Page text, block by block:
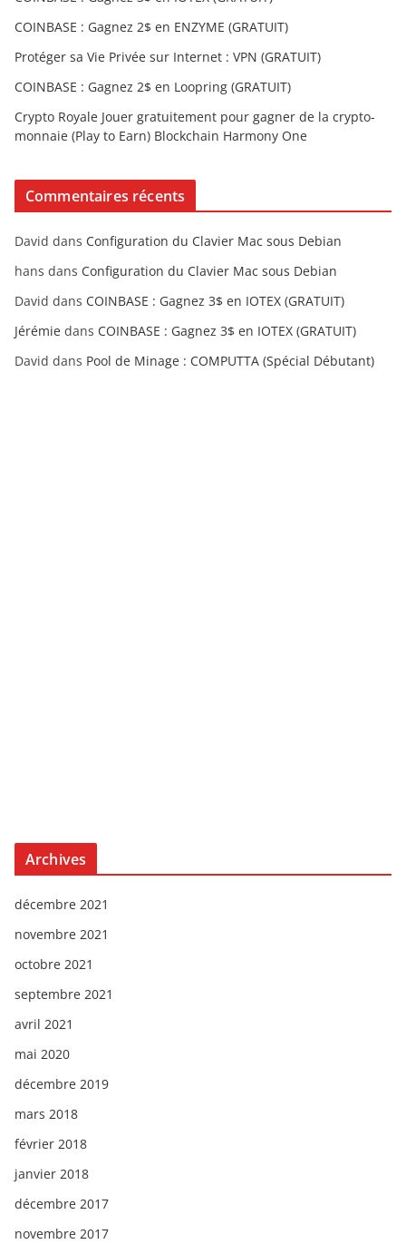
COINBASE : Gagnez 2$ en ENZYME (GRATUIT)
Protéger sa Vie Privée sur Internet : VPN (GRATUIT)
COINBASE : Gagnez 2$ en Loopring (GRATUIT)
Crypto Royale Jouer gratuitement pour gagner de la crypto-
monnaie (Play to Earn) Blockchain Harmony One
Commentaires récents
David dans Configuration du Clavier Mac sous Debian
hans dans Configuration du Clavier Mac sous Debian
David dans COINBASE : Gagnez 3$ en IOTEX (GRATUIT)
Jérémie dans COINBASE : Gagnez 3$ en IOTEX (GRATUIT)
David dans Pool de Minage : COMPUTTA (Spécial Débutant)
Archives
décembre 2021
novembre 2021
octobre 2021
septembre 2021
avril 2021
mai 2020
décembre 2019
mars 2018
février 2018
janvier 2018
décembre 2017
novembre 2017